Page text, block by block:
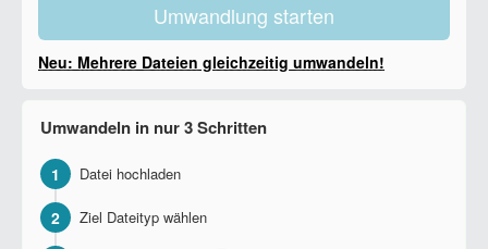
Umwandlung starten
Neu: Mehrere Dateien gleichzeitig umwandeln!
Umwandeln in nur 3 Schritten
1 Datei hochladen
2 Ziel Dateityp wählen